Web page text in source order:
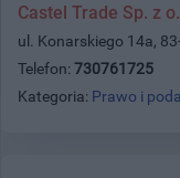
Castel Trade Sp. z
ul. Konarskiego 14a,
Telefon: 730761725
Kategoria: Prawo i